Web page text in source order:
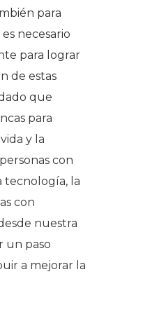
para
necesario
para lograr
de estas
que
para
y la
con
tecnología, la
con
nuestra
un paso
a mejorar la